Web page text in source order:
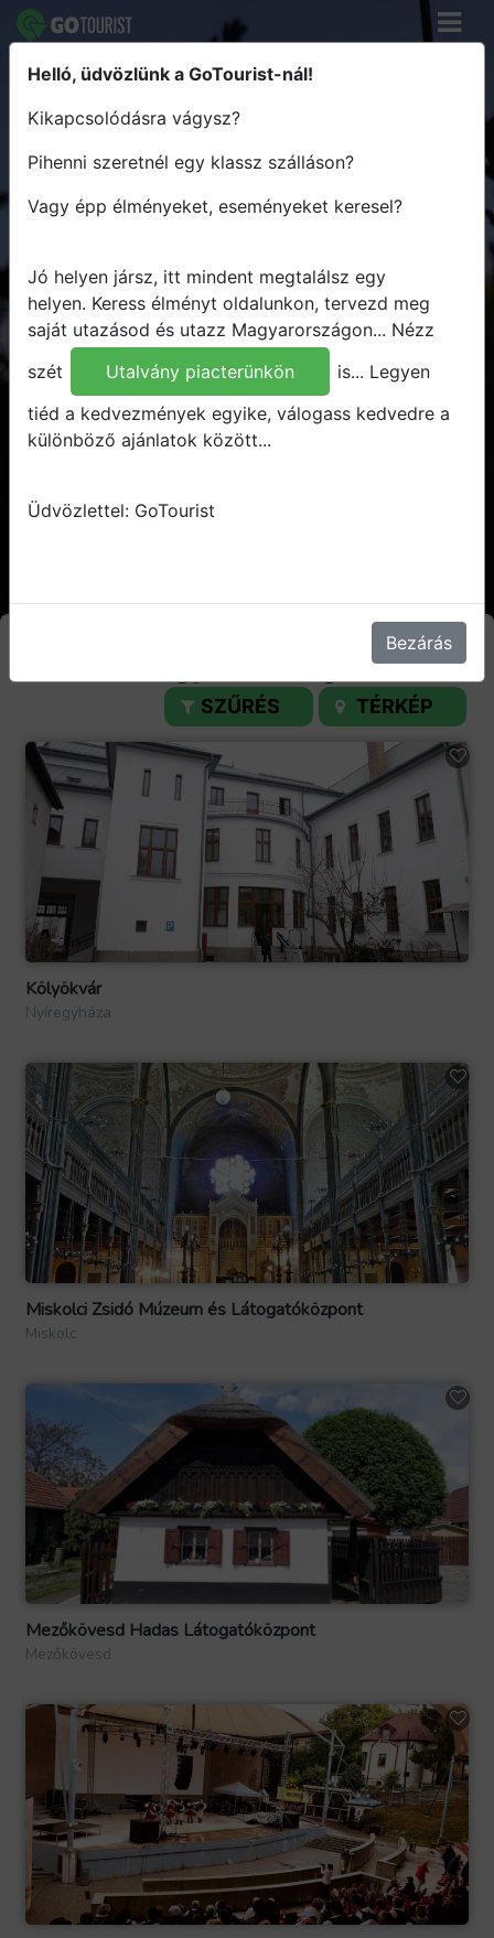
Helló, üdvözlünk a GoTourist-nál!
Kikapcsolódásra vágysz?
Pihenni szeretnél egy klassz szálláson?
Vagy épp élményeket, eseményeket keresel?
Jó helyen jársz, itt mindent megtalálsz egy
helyen. Keress élményt oldalunkon, tervezd meg
saját utazásod és utazz Magyarországon... Nézz
szét
Utalvány piacterünkön is... Legyen
tiéd a kedvezmények egyike, válogass kedvedre a
különböző ajánlatok között...
Üdvözlettel: GoTourist
Bezárás
Keress élményt - Tervezz útvonalat
- Utazz Magyarországon
Hova
Bármit
Keresés
SZŰRÉS TÉRKÉP
Kölyökvár
Nyíregyháza
Miskolci Zsidó Múzeum és Látogatóközpont
Miskolc
Mezőkövesd Hadas Látogatóközpont
Mezőkövesd